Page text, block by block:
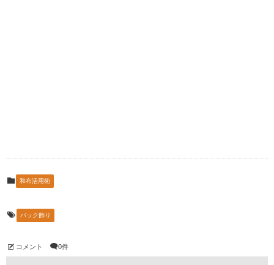
和布活用術
バック飾り
コメント 0件